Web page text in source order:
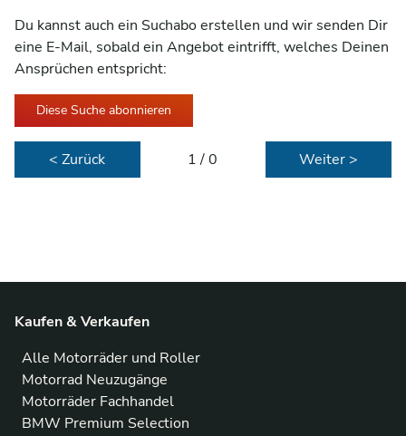
Du kannst auch ein Suchabo erstellen und wir senden Dir
eine E-Mail, sobald ein Angebot eintrifft, welches Deinen
Ansprüchen entspricht:
Diese Suche abonnieren
< Zurück 1 / 0 Weiter >
Kaufen & Verkaufen
Alle Motorräder und Roller
Motorrad Neuzugänge
Motorräder Fachhandel
BMW Premium Selection